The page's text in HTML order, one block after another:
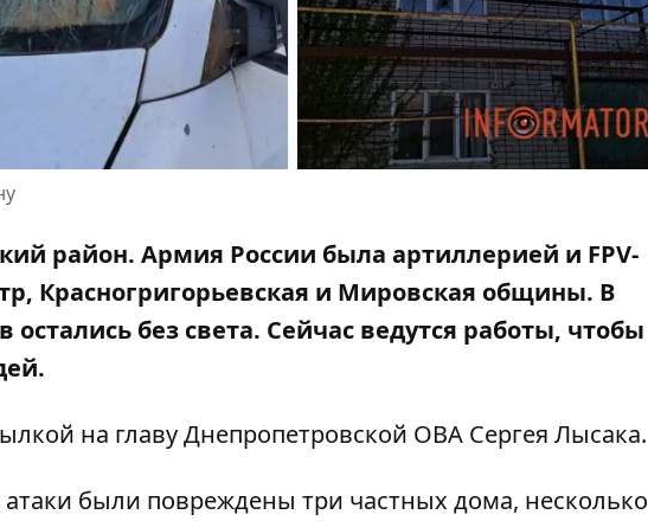
район. Армия России была артиллерией и FPV-
Красногригорьевская и Мировская общины. В
остались без света. Сейчас ведутся работы, чтобы
на главу Днепропетровской ОВА Сергея Лысака.
были повреждены три частных дома, несколько